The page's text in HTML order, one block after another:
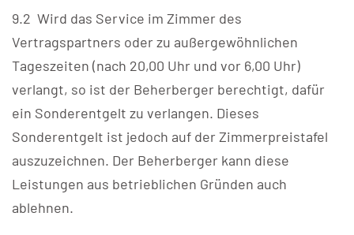
9.2 Wird das Service im Zimmer des
Vertragspartners oder zu außergewöhnlichen
Tageszeiten (nach 20,00 Uhr und vor 6,00 Uhr)
verlangt, so ist der Beherberger berechtigt, dafür
ein Sonderentgelt zu verlangen. Dieses
Sonderentgelt ist jedoch auf der Zimmerpreistafel
auszuzeichnen. Der Beherberger kann diese
Leistungen aus betrieblichen Gründen auch
ablehnen.